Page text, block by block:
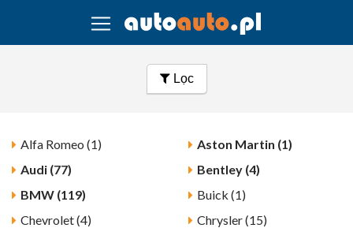
Lọc
Alfa Romeo (1)
Aston Martin (1)
Audi (77)
Bentley (4)
BMW (119)
Buick (1)
Chevrolet (4)
Chrysler (15)